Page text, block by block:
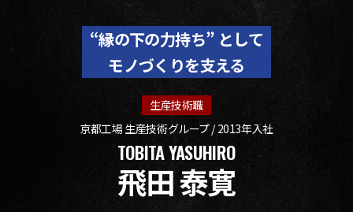
“縁の下の力持ち” として
モノづくりを支える
生産技術職
京都工場 生産技術グループ / 2013年入社
TOBITA YASUHIRO
飛田 泰寛